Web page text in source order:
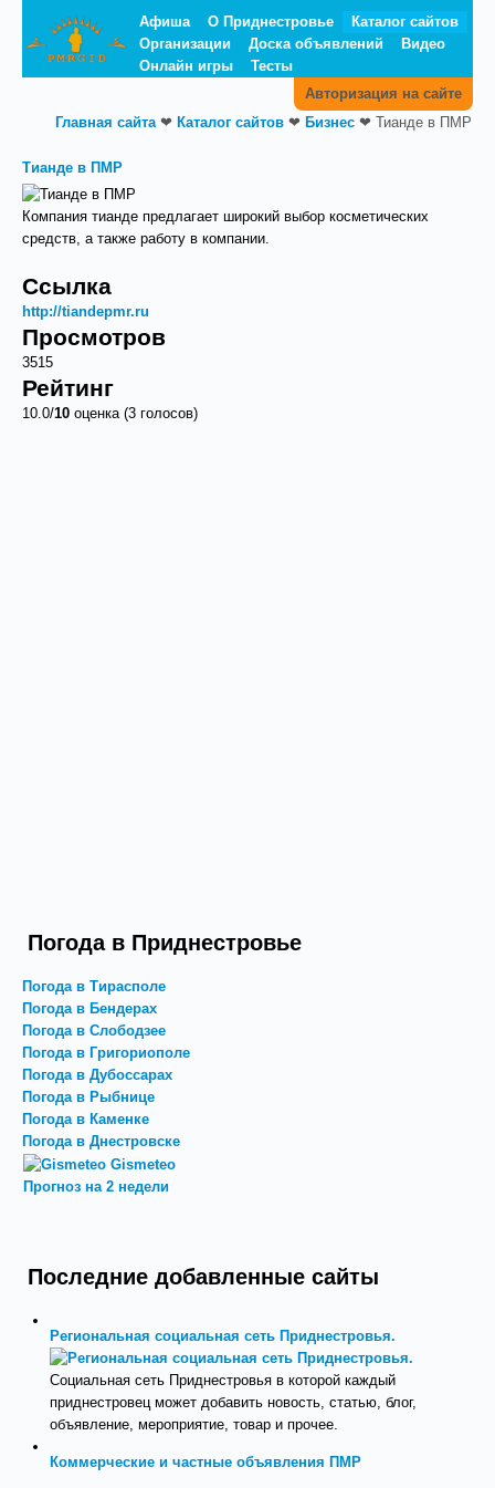
Афиша О Приднестровье
Каталог сайтов
Организации
Доска объявлений
Видео
Онлайн игры
Тесты
Авторизация на сайте
Главная сайта❤ Каталог сайтов ❤ Бизнес ❤ Тианде в ПМР
Тианде в ПМР
Компания тианде предлагает широкий выбор косметических
средств, а также работу в компании.
Ссылка
http://tiandepmr.ru
Просмотров
3515
Рейтинг
10.0/10 оценка (3 голосов)
Погода в Приднестровье
Погода в Тирасполе
Погода в Бендерах
Погода в Слободзее
Погода в Григориополе
Погода в Дубоссарах
Погода в Рыбнице
Погода в Каменке
Погода в Днестровске
Gismeteo
Прогноз на 2 недели
Последние добавленные сайты
Региональная социальная сеть Приднестровья.
Социальная сеть Приднестровья в которой каждый
приднестровец может добавить новость, статью, блог,
объявление, мероприятие, товар и прочее.
Коммерческие и частные объявления ПМР